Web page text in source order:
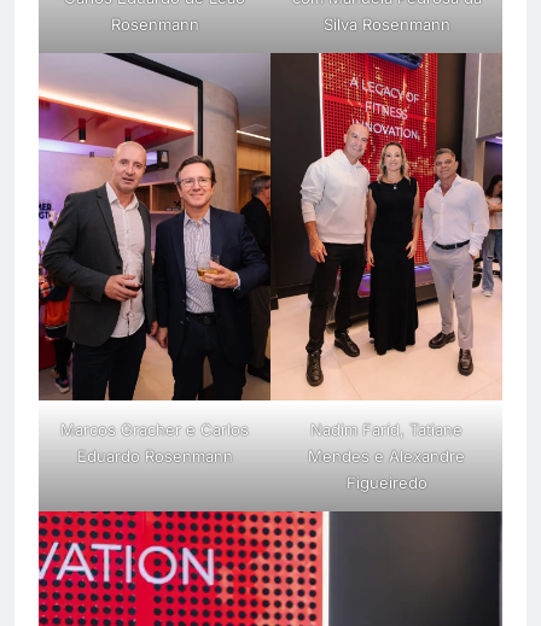
Rosenmann
Silva Rosenmann
Marcos Gracher e Carlos
Eduardo Rosenmann
Nadim Farid, Tatiane
Mendes e Alexandre
Figueiredo